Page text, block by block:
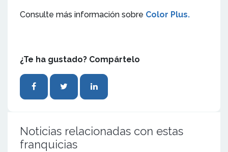
Consulte más información sobre Color Plus.
¿Te ha gustado? Compártelo
Noticias relacionadas con estas
franquicias